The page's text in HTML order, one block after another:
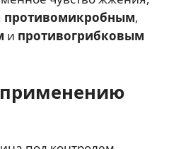
противомикробным,
и противогрибковым